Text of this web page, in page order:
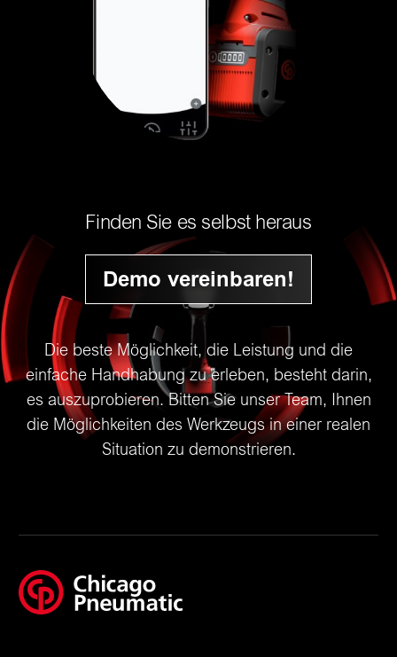
Finden Sie es selbst heraus
Demo vereinbaren!
Die beste Möglichkeit, die Leistung und die
einfache Handhabung zu erleben, besteht darin,
es auszuprobieren. Bitten Sie unser Team, Ihnen
die Möglichkeiten des Werkzeugs in einer realen
Situation zu demonstrieren.